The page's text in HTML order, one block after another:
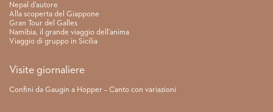
Nepal d’autore
Alla scoperta del Giappone
Gran Tour del Galles
Namibia, il grande viaggio dell’anima
Viaggio di gruppo in Sicilia
Visite giornaliere
Confini da Gaugin a Hopper – Canto con variazioni